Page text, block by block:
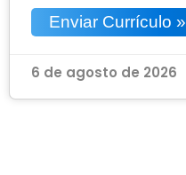
Enviar Currículo »
6 de agosto de 2026